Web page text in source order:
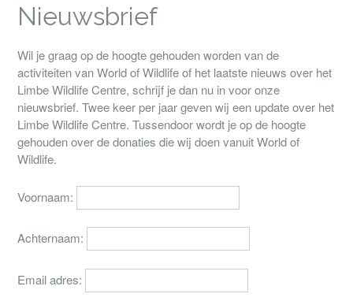
Nieuwsbrief
Wil je graag op de hoogte gehouden worden van de
activiteiten van World of Wildlife of het laatste nieuws over het
Limbe Wildlife Centre, schrijf je dan nu in voor onze
nieuwsbrief. Twee keer per jaar geven wij een update over het
Limbe Wildlife Centre. Tussendoor wordt je op de hoogte
gehouden over de donaties die wij doen vanuit World of
Wildlife.
Voornaam:
Achternaam:
Email adres: